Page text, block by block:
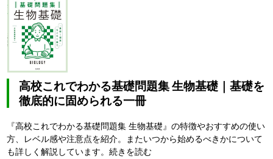
高校これでわかる基礎問題集 生物基礎｜基礎を
徹底的に固められる一冊
『高校これでわかる基礎問題集 生物基礎』の特徴やおすすめの使い
方、レベル感や注意点を紹介。またいつから始めるべきかについて
も詳しく解説しています。続きを読む